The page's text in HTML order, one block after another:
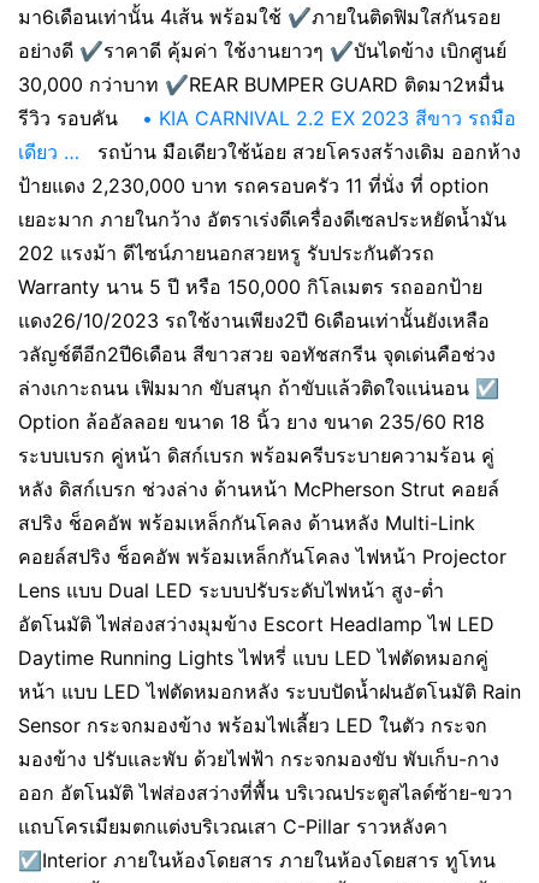
มา6เดือนเท่านั้น 4เส้น พร้อมใช้ ✔️ภายในติดฟิมใสกันรอย
อย่างดี ✔️ราคาดี คุ้มค่า ใช้งานยาวๆ ✔️บันไดข้าง เบิกศูนย์
30,000 กว่าบาท ✔️REAR BUMPER GUARD ติดมา2หมื่น
รีวิว รอบคัน
• KIA CARNIVAL 2.2 EX 2023 สีขาว รถมือ
เดียว …
รถบ้าน มือเดียวใช้น้อย สวยโครงสร้างเดิม ออกห้าง
ป้ายแดง 2,230,000 บาท รถครอบครัว 11 ที่นั่ง ที่ option
เยอะมาก ภายในกว้าง อัตราเร่งดีเครื่องดีเซลประหยัดน้ำมัน
202 แรงม้า ดีไซน์ภายนอกสวยหรู รับประกันตัวรถ
Warranty นาน 5 ปี หรือ 150,000 กิโลเมตร รถออกป้าย
แดง26/10/2023 รถใช้งานเพียง2ปี 6เดือนเท่านั้นยังเหลือ
วลัญช์ตีอีก2ปี6เดือน สีขาวสวย จอทัชสกรีน จุดเด่นคือช่วง
ล่างเกาะถนน เฟิมมาก ขับสนุก ถ้าขับแล้วติดใจแน่นอน ☑️
Option ล้ออัลลอย ขนาด 18 นิ้ว ยาง ขนาด 235/60 R18
ระบบเบรก คู่หน้า ดิสก์เบรก พร้อมครีบระบายความร้อน คู่
หลัง ดิสก์เบรก ช่วงล่าง ด้านหน้า McPherson Strut คอยล์
สปริง ช็อคอัพ พร้อมเหล็กกันโคลง ด้านหลัง Multi-Link
คอยล์สปริง ช็อคอัพ พร้อมเหล็กกันโคลง ไฟหน้า Projector
Lens แบบ Dual LED ระบบปรับระดับไฟหน้า สูง-ต่ำ
อัตโนมัติ ไฟส่องสว่างมุมข้าง Escort Headlamp ไฟ LED
Daytime Running Lights ไฟหรี่ แบบ LED ไฟตัดหมอกคู่
หน้า แบบ LED ไฟตัดหมอกหลัง ระบบปัดน้ำฝนอัตโนมัติ Rain
Sensor กระจกมองข้าง พร้อมไฟเลี้ยว LED ในตัว กระจก
มองข้าง ปรับและพับ ด้วยไฟฟ้า กระจกมองขับ พับเก็บ-กาง
ออก อัตโนมัติ ไฟส่องสว่างที่พื้น บริเวณประตูสไลด์ซ้าย-ขวา
แถบโครเมียมตกแต่งบริเวณเสา C-Pillar ราวหลังคา
☑️Interior ภายในห้องโดยสาร ภายในห้องโดยสาร ทูโทน